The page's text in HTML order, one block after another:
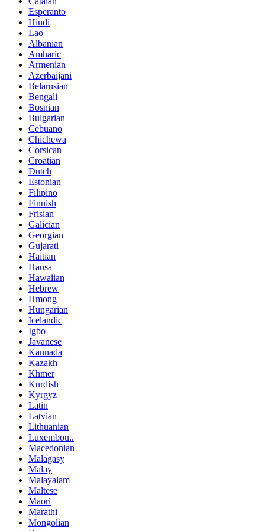
Esperanto
Hindi
Lao
Albanian
Amharic
Armenian
Azerbaijani
Belarusian
Bengali
Bosnian
Bulgarian
Cebuano
Chichewa
Corsican
Croatian
Dutch
Estonian
Filipino
Finnish
Frisian
Galician
Georgian
Gujarati
Haitian
Hausa
Hawaiian
Hebrew
Hmong
Hungarian
Icelandic
Igbo
Javanese
Kannada
Kazakh
Khmer
Kurdish
Kyrgyz
Latin
Latvian
Lithuanian
Luxembou..
Macedonian
Malagasy
Malay
Malayalam
Maltese
Maori
Marathi
Mongolian